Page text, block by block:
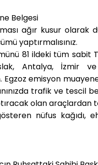
Belgesi
ağır kusur olarak
yaptırmalısınız.
81 ildeki tüm
Antalya, İzmir
emisyon
trafik ve tescil
olan araçlardan
nüfus